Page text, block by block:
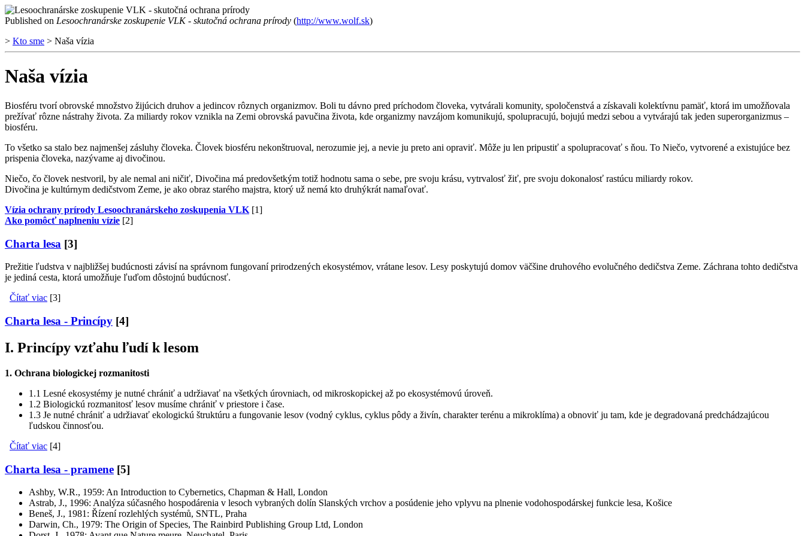
Published on Lesoochranárske zoskupenie VLK - skutočná ochrana prírody (http://www.wolf.sk)
> Kto sme > Naša vízia
Naša vízia
Biosféru tvorí obrovské množstvo žijúcich druhov a jedincov rôznych organizmov. Boli tu dávno pred príchodom človeka, vytvárali komunity, spoločenstvá a získavali kolektívnu pamäť, ktorá im umožňovala
prežívať rôzne nástrahy života. Za miliardy rokov vznikla na Zemi obrovská pavučina života, kde organizmy navzájom komunikujú, spolupracujú, bojujú medzi sebou a vytvárajú tak jeden superorganizmus –
biosféru.
To všetko sa stalo bez najmenšej zásluhy človeka. Človek biosféru nekonštruoval, nerozumie jej, a nevie ju preto ani opraviť. Môže ju len pripustiť a spolupracovať s ňou. To Niečo, vytvorené a existujúce bez
prispenia človeka, nazývame aj divočinou.
Niečo, čo človek nestvoril, by ale nemal ani ničiť, Divočina má predovšetkým totiž hodnotu sama o sebe, pre svoju krásu, vytrvalosť žiť, pre svoju dokonalosť rastúcu miliardy rokov.
Divočina je kultúrnym dedičstvom Zeme, je ako obraz starého majstra, ktorý už nemá kto druhýkrát namaľovať.
Vízia ochrany prírody Lesoochranárskeho zoskupenia VLK [1]
Ako pomôcť naplneniu vízie [2]
Charta lesa [3]
Prežitie ľudstva v najbližšej budúcnosti závisí na správnom fungovaní prirodzených ekosystémov, vrátane lesov. Lesy poskytujú domov väčšine druhového evolučného dedičstva Zeme. Záchrana tohto dedičstva
je jediná cesta, ktorá umožňuje ľuďom dôstojnú budúcnosť.
Čítať viac [3]
Charta lesa - Princípy [4]
I. Princípy vzťahu ľudí k lesom
1. Ochrana biologickej rozmanitosti
1.1 Lesné ekosystémy je nutné chrániť a udržiavať na všetkých úrovniach, od mikroskopickej až po ekosystémovú úroveň.
1.2 Biologickú rozmanitosť lesov musíme chrániť v priestore i čase.
1.3 Je nutné chrániť a udržiavať ekologickú štruktúru a fungovanie lesov (vodný cyklus, cyklus pôdy a živín, charakter terénu a mikroklíma) a obnoviť ju tam, kde je degradovaná predchádzajúcou
ľudskou činnosťou.
Čítať viac [4]
Charta lesa - pramene [5]
Ashby, W.R., 1959: An Introduction to Cybernetics, Chapman & Hall, London
Astrab, J., 1996: Analýza súčasného hospodárenia v lesoch vybraných dolín Slanských vrchov a posúdenie jeho vplyvu na plnenie vodohospodárskej funkcie lesa, Košice
Beneš, J., 1981: Řízení rozlehlých systémů, SNTL, Praha
Darwin, Ch., 1979: The Origin of Species, The Rainbird Publishing Group Ltd, London